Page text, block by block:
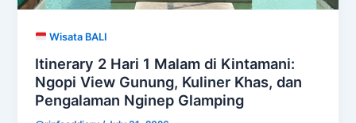
Wisata BALI
Itinerary 2 Hari 1 Malam di Kintamani:
Ngopi View Gunung, Kuliner Khas, dan
Pengalaman Nginep Glamping